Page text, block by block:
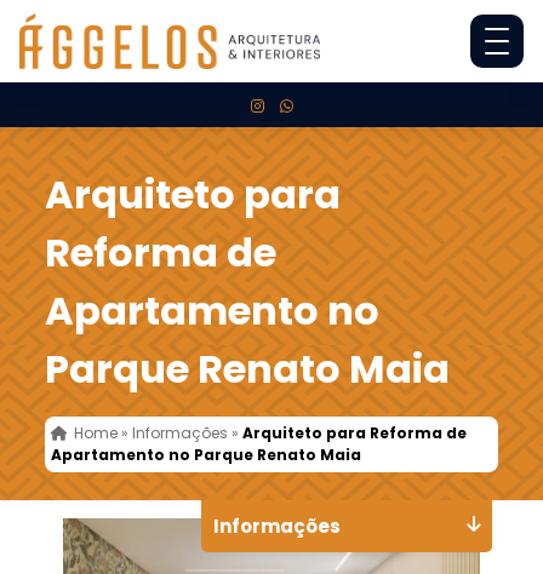
Arquiteto para
Reforma de
Apartamento no
Parque Renato Maia
Home » Informações »Arquiteto para Reforma de
Apartamento no Parque Renato Maia
Informações